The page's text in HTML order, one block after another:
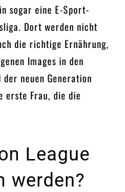
sogar eine E-Sport-
Dort werden nicht
die richtige Ernährung,
Images in den
neuen Generation
erste Frau, die die
League
werden?